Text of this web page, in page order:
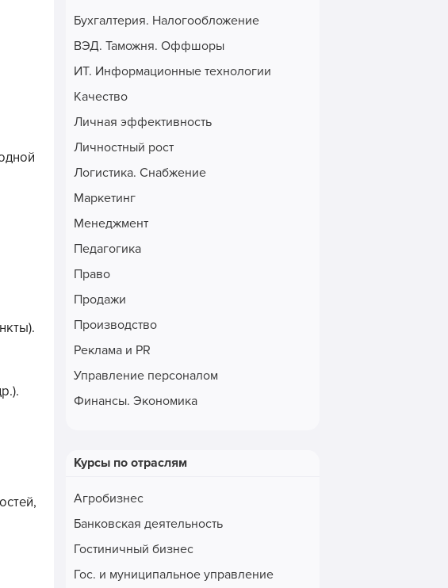
Бухгалтерия. Налогообложение
ВЭД. Таможня. Оффшоры
ИТ. Информационные технологии
Качество
Личная эффективность
Личностный рост
Логистика. Снабжение
Маркетинг
Менеджмент
Педагогика
Право
Продажи
Производство
Реклама и PR
Управление персоналом
Финансы. Экономика
Курсы по отраслям
Агробизнес
Банковская деятельность
Гостиничный бизнес
Гос. и муниципальное управление